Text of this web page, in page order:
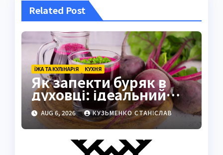
Related Post
ЇЖА ТА КУЛІНАРІЯ КУХНЯ
Як запекти буряк в
духовці: ідеальний
спосіб зберегти смак
AUG 6, 2026 КУЗЬМЕНКО СТАНІСЛАВ